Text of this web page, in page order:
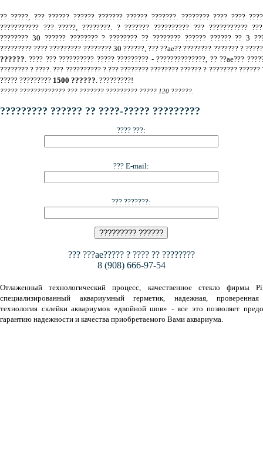
?? ?????, ??? ?????? ?????? ??????? ?????? ???????. ???????? ???? ????
??????????? ??? ?????, ????????. ? ??????? ?????????? ??? ???????????
???????? 30 ?????? ???????? ? ???????? ?? ???????? ?????? ?????? ?? 3
????????? ???? ????????? ???????? 30 ??????, ??? ??ae?? ???????? ??????? ?
??????. ???? ??? ?????????? ????? ????????? - ??????????????, ?? ??ae???
???????? ? ????. ??? ?????????? ? ??? ???????? ???????? ?????? ? ???????? ??????
????? ????????? 1500 ??????. ?????????!
????? ????????????? ??? ??????? ????????? ????? 120 ??????.
????????? ?????? ?? ????-????? ?????????
???? ???:
??? E-mail:
??? ???????:
??? ???ae????? ? ???? ?? ????????
8 (908) 666-97-54
Отлаженный технологический процесс, качественное стекло фирмы
специализированный аквариумный герметик, надежная,
технология склейки аквариумов «двойной шов» - все это позволяет
гарантию надежности и качества приобретаемого Вами аквариума.